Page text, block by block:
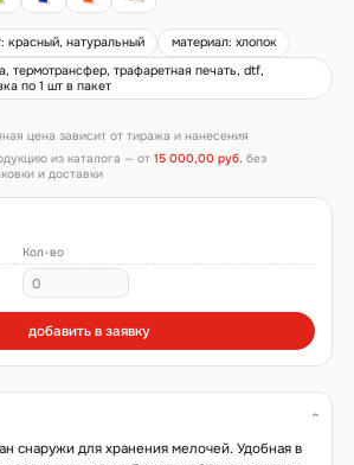
красный, натуральный
материал: хлопок
термотрансфер, трафаретная печать, dtf,
по 1 шт в пакет
цена зависит от тиража и нанесения
из каталога — от 15 000,00 руб. без
и доставки
Кол-во
добавить в заявку
снаружи для хранения мелочей. Удобная в